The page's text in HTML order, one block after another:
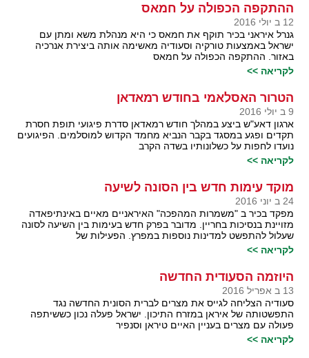
ההתקפה הכפולה על חמאס
12 ב יולי 2016
גנרל איראני בכיר תוקף את חמאס כי היא מנהלת משא ומתן עם
ישראל באמצעות טורקיה וסעודיה מאשימה אותה ביצירת אנרכיה
באזור. ההתקפה הכפולה על חמאס
לקריאה >>
הטרור האסלאמי בחודש רמאדאן
9 ב יולי 2016
ארגון דאע"ש ביצע במהלך חודש רמאדאן סדרת פיגועי תופת חסרת
תקדים ופגע במסגד בקבר הנביא מחמד הקדוש למוסלמים. הפיגועים
נועדו לחפות על כשלונותיו בשדה הקרב
לקריאה >>
מוקד עימות חדש בין הסונה לשיעה
24 ב יוני 2016
מפקד בכיר ב "משמרות המהפכה" האיראניים מאיים באינתיפאדה
מזויינת בנסיכות בחריין. מדובר בפרק חדש בעימות בין השיעה לסונה
שעלול להתפשט למדינות נוספות במפרץ. הפעילות של
לקריאה >>
היוזמה הסעודית החדשה
13 ב אפריל 2016
סעודיה הצליחה לגייס את מצרים לברית הסונית החדשה נגד
התפשטותה של איראן במזרח התיכון. ישראל פעלה נכון כששיתפה
פעולה עם מצרים בעניין האיים טיראן וסנפיר
לקריאה >>